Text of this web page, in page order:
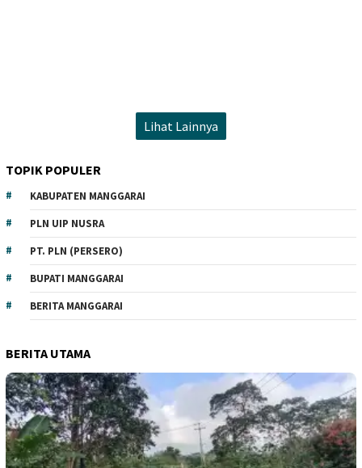
Lihat Lainnya
TOPIK POPULER
KABUPATEN MANGGARAI
PLN UIP NUSRA
PT. PLN (PERSERO)
BUPATI MANGGARAI
BERITA MANGGARAI
BERITA UTAMA